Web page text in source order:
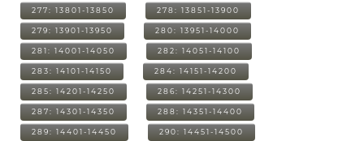
277: 13801-13850 278: 13851-13900
279: 13901-13950 280: 13951-14000
281: 14001-14050 282: 14051-14100
283: 14101-14150 284: 14151-14200
285: 14201-14250 286: 14251-14300
287: 14301-14350 288: 14351-14400
289: 14401-14450 290: 14451-14500